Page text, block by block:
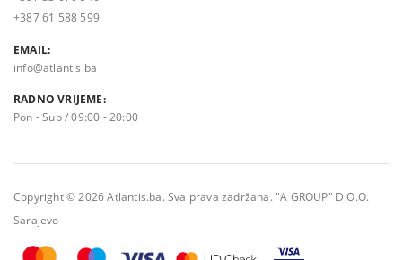
+387 61 588 599
EMAIL:
info@atlantis.ba
RADNO VRIJEME:
Pon - Sub / 09:00 - 20:00
Copyright © 2026 Atlantis.ba. Sva prava zadržana. "A GROUP" D.O.O.
Sarajevo